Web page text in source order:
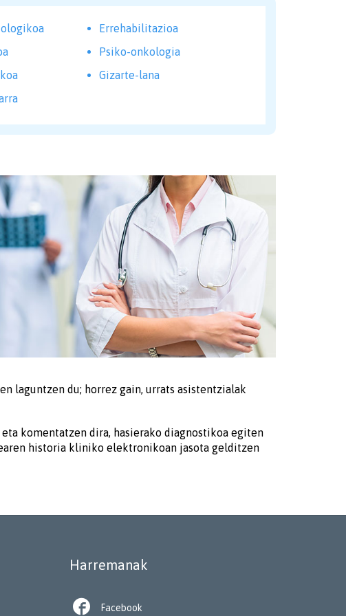
Errehabilitazioa
Psiko-onkologia
Gizarte-lana
laguntzen du; horrez gain, urrats asistentzialak
komentatzen dira, hasierako diagnostikoa egiten
historia kliniko elektronikoan jasota gelditzen
Harremanak
 Facebook